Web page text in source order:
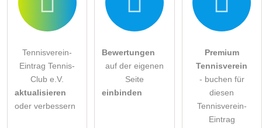
Tennisverein-
Eintrag Tennis-
Club e.V.
aktualisieren
oder verbessern
Bewertungen
auf der eigenen
Seite
einbinden
Premium
Tennisverein
- buchen für
diesen
Tennisverein-
Eintrag